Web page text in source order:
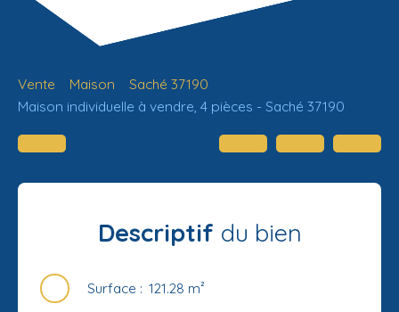
Vente Maison
Saché 37190
Maison individuelle à vendre, 4 pièces - Saché 37190
Descriptif du bien
Surface : 121.28 m²